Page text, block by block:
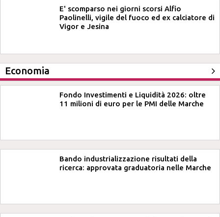
E' scomparso nei giorni scorsi Alfio
Paolinelli, vigile del fuoco ed ex calciatore di
Vigor e Jesina
Economia
Fondo Investimenti e Liquidità 2026: oltre
11 milioni di euro per le PMI delle Marche
Bando industrializzazione risultati della
ricerca: approvata graduatoria nelle Marche